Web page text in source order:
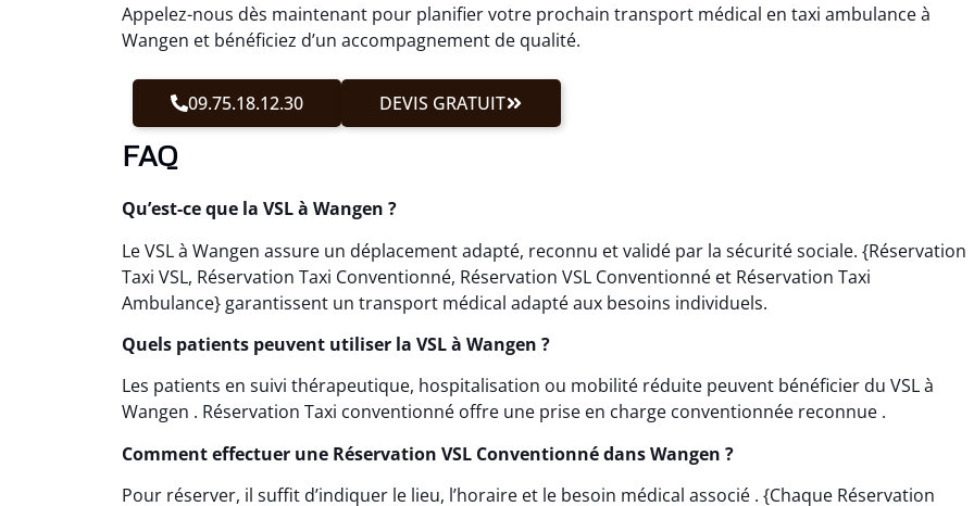
Appelez-nous dès maintenant pour planifier votre prochain transport médical en taxi ambulance à
Wangen et bénéficiez d’un accompagnement de qualité.
09.75.18.12.30 DEVIS GRATUIT
FAQ
Qu’est-ce que la VSL à Wangen ?
Le VSL à Wangen assure un déplacement adapté, reconnu et validé par la sécurité sociale. {Réservation
Taxi VSL, Réservation Taxi Conventionné, Réservation VSL Conventionné et Réservation Taxi
Ambulance} garantissent un transport médical adapté aux besoins individuels.
Quels patients peuvent utiliser la VSL à Wangen ?
Les patients en suivi thérapeutique, hospitalisation ou mobilité réduite peuvent bénéficier du VSL à
Wangen . Réservation Taxi conventionné offre une prise en charge conventionnée reconnue .
Comment effectuer une Réservation VSL Conventionné dans Wangen ?
Pour réserver, il suffit d’indiquer le lieu, l’horaire et le besoin médical associé . {Chaque Réservation